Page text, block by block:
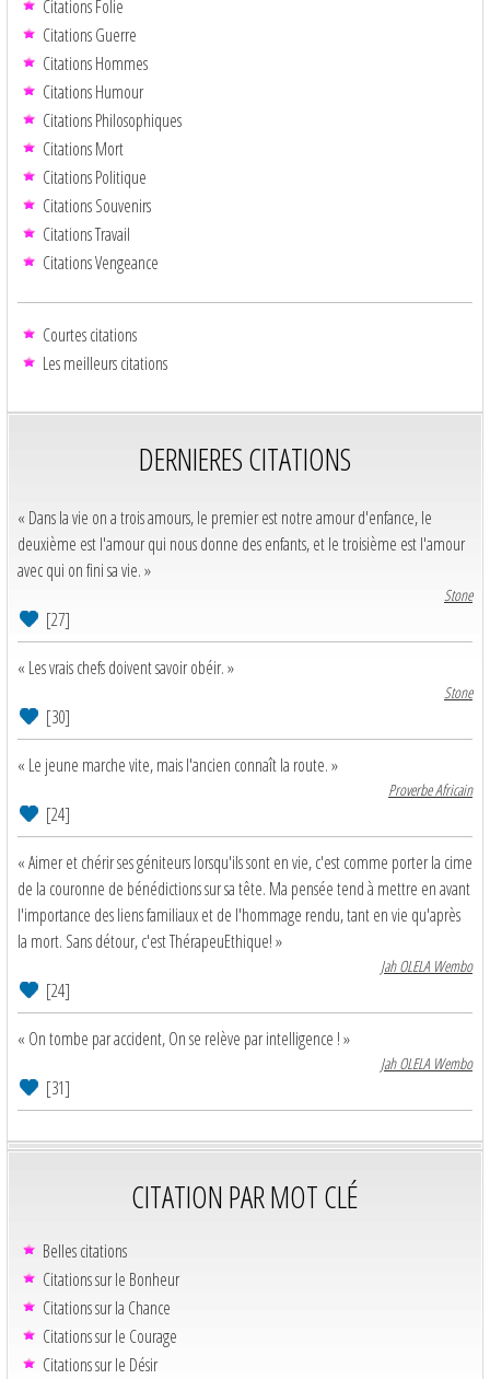
Citations Folie
Citations Guerre
Citations Hommes
Citations Humour
Citations Philosophiques
Citations Mort
Citations Politique
Citations Souvenirs
Citations Travail
Citations Vengeance
Courtes citations
Les meilleurs citations
DERNIERES CITATIONS
« Dans la vie on a trois amours, le premier est notre amour d'enfance, le
deuxième est l'amour qui nous donne des enfants, et le troisième est l'amour
avec qui on fini sa vie. »
Stone
[27]
« Les vrais chefs doivent savoir obéir. »
Stone
[30]
« Le jeune marche vite, mais l'ancien connaît la route. »
Proverbe Africain
[24]
« Aimer et chérir ses géniteurs lorsqu'ils sont en vie, c'est comme porter la cime
de la couronne de bénédictions sur sa tête. Ma pensée tend à mettre en avant
l'importance des liens familiaux et de l'hommage rendu, tant en vie qu'après
la mort. Sans détour, c'est ThérapeuEthique! »
Jah OLELA Wembo
[24]
« On tombe par accident, On se relève par intelligence ! »
Jah OLELA Wembo
[31]
CITATION PAR MOT CLÉ
Belles citations
Citations sur le Bonheur
Citations sur la Chance
Citations sur le Courage
Citations sur le Désir